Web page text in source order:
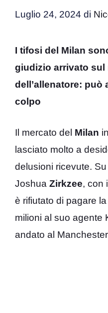
Luglio 24, 2024 di
I tifosi del Milan
giudizio arrivato sul
dell’allenatore: può
colpo
Il mercato del Milan
lasciato molto a
delusioni ricevute.
Joshua Zirkzee, con
è rifiutato di pagare
milioni al suo agente
andato al